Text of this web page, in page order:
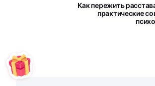
Как пережить
практические